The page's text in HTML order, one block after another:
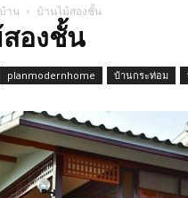
าน บ้านไม้สองชั้น
องชั้น
planmodernhome บ้านกระท่อม